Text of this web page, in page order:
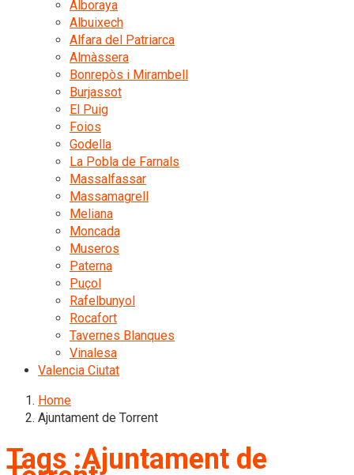
Alboraya
Albuixech
Alfara del Patriarca
Almàssera
Bonrepòs i Mirambell
Burjassot
El Puig
Foios
Godella
La Pobla de Farnals
Massalfassar
Massamagrell
Meliana
Moncada
Museros
Paterna
Puçol
Rafelbunyol
Rocafort
Tavernes Blanques
Vinalesa
Valencia Ciutat
Home
Ajuntament de Torrent
Tags :Ajuntament de